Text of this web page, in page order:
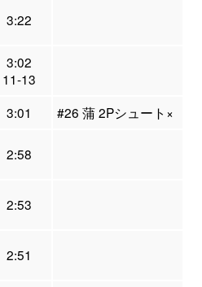
3:22
3:02
11-13
3:01
#26 蒲 2Pシュート×
2:58
2:53
2:51